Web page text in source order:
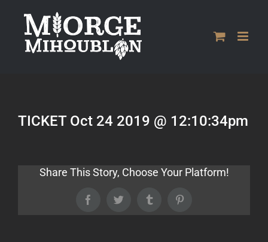
contenu
TICKET Oct 24 2019 @ 12:10:34pm
Share This Story, Choose Your Platform!
FacebookTwitter Tumblr